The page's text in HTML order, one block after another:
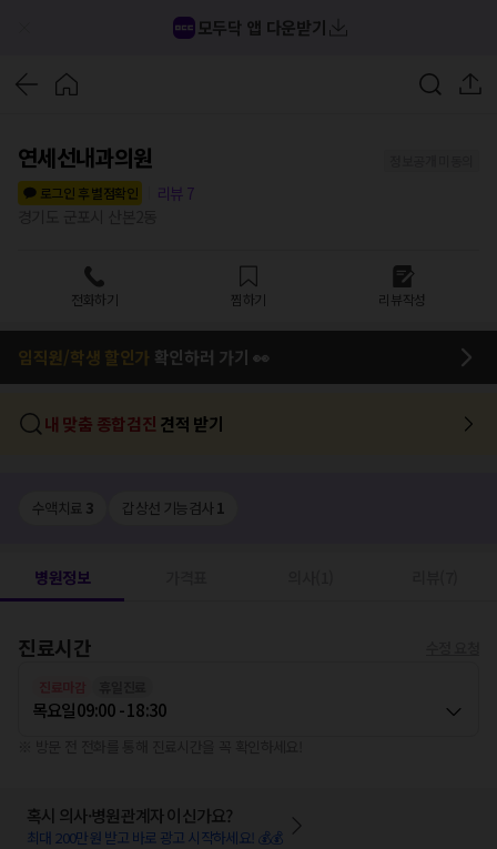
모두닥 앱 다운받기
연세선내과의원
로그인 후 별점확인
리뷰 7
전화하기 찜하기 리뷰작성
임직원/학생 할인가 확인하러 가기 👀
내 맞춤 종합검진 견적 받기
수액치료 3 갑상선 기능검사1
병원정보
진료시간
목요일09:00 - 18:30
혹시 의사·병원관계자 이신가요?
최대 200만원 받고 바로 광고 시작하세요! 💰💰